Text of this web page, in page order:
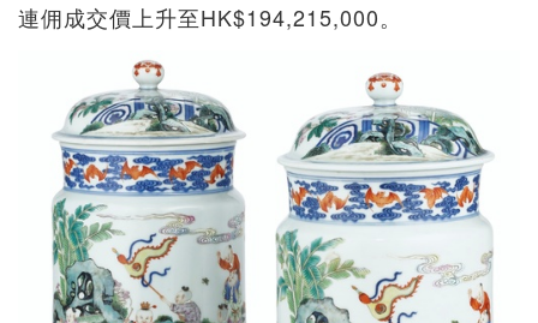
連佣成交價上升至HK$194,215,000。